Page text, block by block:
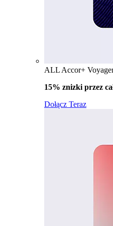
ALL Accor+
15% znizki przez
Dołącz Teraz